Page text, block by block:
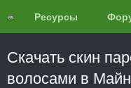
Ресурсы
Скачать скин
волосами в